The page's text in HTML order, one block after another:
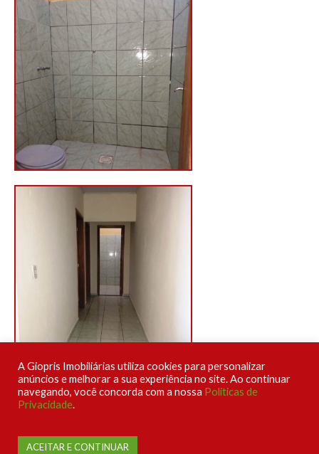
A Giopris Imobiliárias utiliza cookies para personalizar
anúncios e melhorar a sua experiência no site. Ao continuar
navegando, você concorda com a nossa Politicas de
Privacidade.
ACEITAR E CONTINUAR